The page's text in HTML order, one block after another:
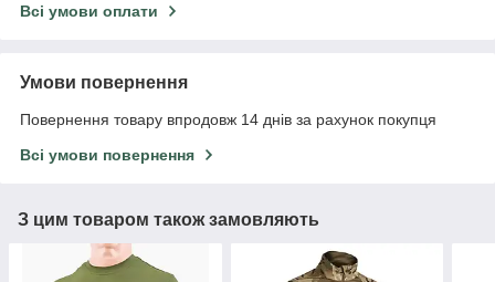
Всі умови оплати
Умови повернення
Повернення товару впродовж 14 днів за рахунок покупця
Всі умови повернення
З цим товаром також замовляють